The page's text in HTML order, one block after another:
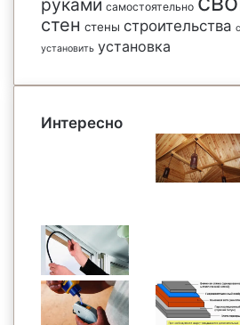
руками самостоятельно
стен стены строительства
установить установка
Интересно